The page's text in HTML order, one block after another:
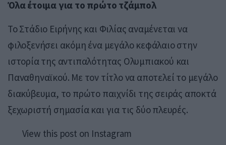
Όλα έτοιμα για το πρώτο τζάμπολ
Το Στάδιο Ειρήνης και Φιλίας αναμένεται να
φιλοξενήσει ακόμη ένα μεγάλο κεφάλαιο στην
ιστορία της αντιπαλότητας Ολυμπιακού και
Παναθηναϊκού. Με τον τίτλο να αποτελεί το μεγάλο
διακύβευμα, το πρώτο παιχνίδι της σειράς αποκτά
ξεχωριστή σημασία και για τις δύο πλευρές.
View this post on Instagram